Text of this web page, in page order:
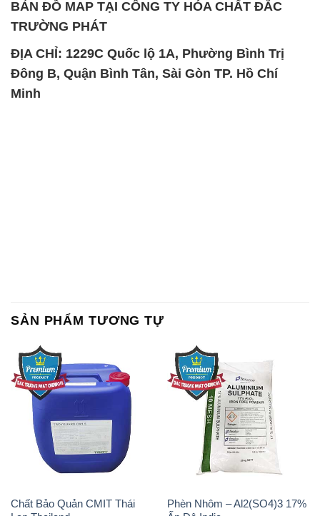
BẢN ĐỒ MAP TẠI CÔNG TY HÓA CHẤT ĐẮC
TRƯỜNG PHÁT
ĐỊA CHỈ: 1229C Quốc lộ 1A, Phường Bình Trị
Đông B, Quận Bình Tân, Sài Gòn TP. Hồ Chí
Minh
SẢN PHẨM TƯƠNG TỰ
Chất Bảo Quản CMIT Thái
Phèn Nhôm – Al2(SO4)3 17%